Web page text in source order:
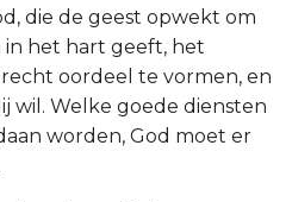
die de geest opwekt om
het hart geeft, het
oordeel te vormen, en
wil. Welke goede diensten
worden, God moet er